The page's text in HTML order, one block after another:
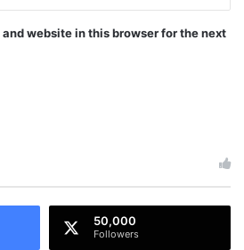
website in this browser for the next
50,000
Followers